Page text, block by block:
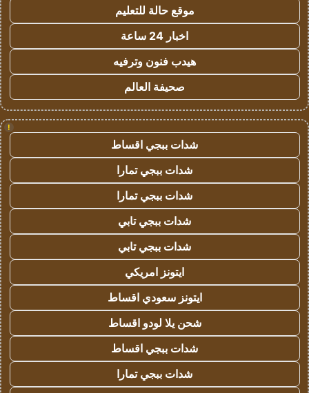
موقع حالة للتعليم
اخبار 24 ساعة
هيدب فنون وترفيه
صحيفة العالم
!
شدات ببجي اقساط
شدات ببجي تمارا
شدات ببجي تمارا
شدات ببجي تابي
شدات ببجي تابي
ايتونز امريكي
ايتونز سعودي اقساط
شحن يلا لودو اقساط
شدات ببجي اقساط
شدات ببجي تمارا